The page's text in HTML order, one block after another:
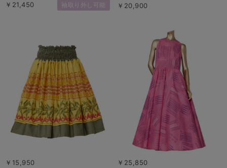
￥21,450 袖取り外し可能 ￥20,900
￥15,950 ￥25,850